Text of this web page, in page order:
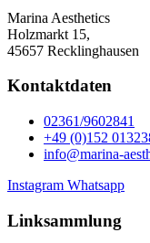
Marina Aesthetics
Holzmarkt 15,
45657 Recklinghausen
Kontaktdaten
02361/9602841
+49 (0)152
info@marina-
Instagram Whatsapp
Linksammlung